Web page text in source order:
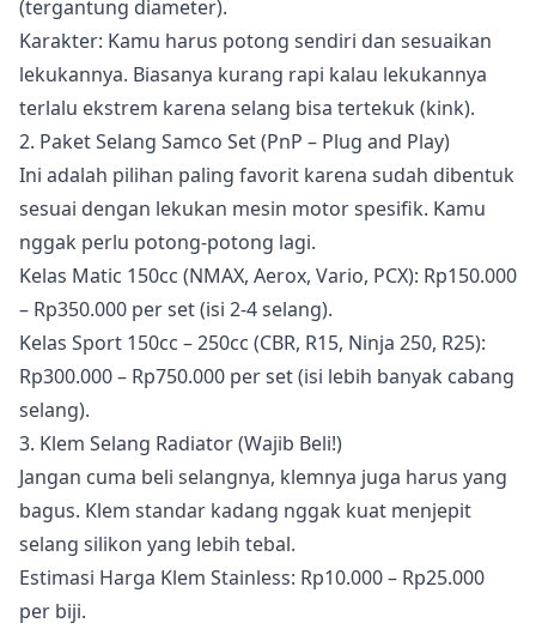
(tergantung diameter).
Karakter: Kamu harus potong sendiri dan sesuaikan
lekukannya. Biasanya kurang rapi kalau lekukannya
terlalu ekstrem karena selang bisa tertekuk (kink).
2. Paket Selang Samco Set (PnP – Plug and Play)
Ini adalah pilihan paling favorit karena sudah dibentuk
sesuai dengan lekukan mesin motor spesifik. Kamu
nggak perlu potong-potong lagi.
Kelas Matic 150cc (NMAX, Aerox, Vario, PCX): Rp150.000
– Rp350.000 per set (isi 2-4 selang).
Kelas Sport 150cc – 250cc (CBR, R15, Ninja 250, R25):
Rp300.000 – Rp750.000 per set (isi lebih banyak cabang
selang).
3. Klem Selang Radiator (Wajib Beli!)
Jangan cuma beli selangnya, klemnya juga harus yang
bagus. Klem standar kadang nggak kuat menjepit
selang silikon yang lebih tebal.
Estimasi Harga Klem Stainless: Rp10.000 – Rp25.000
per biji.